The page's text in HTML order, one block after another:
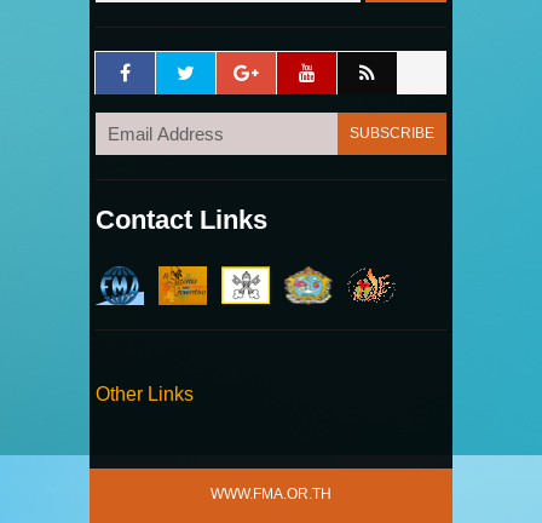
Contact Links
Other Links
WWW.FMA.OR.TH